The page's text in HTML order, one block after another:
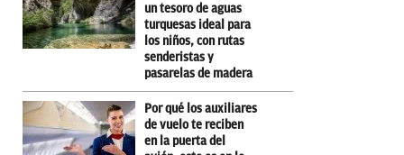
un tesoro de aguas
turquesas ideal para
los niños, con rutas
senderistas y
pasarelas de madera
Por qué los auxiliares
de vuelo te reciben
en la puerta del